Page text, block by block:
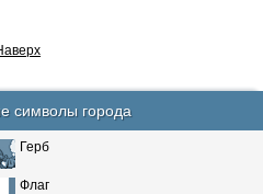
символы города
Герб
Флаг